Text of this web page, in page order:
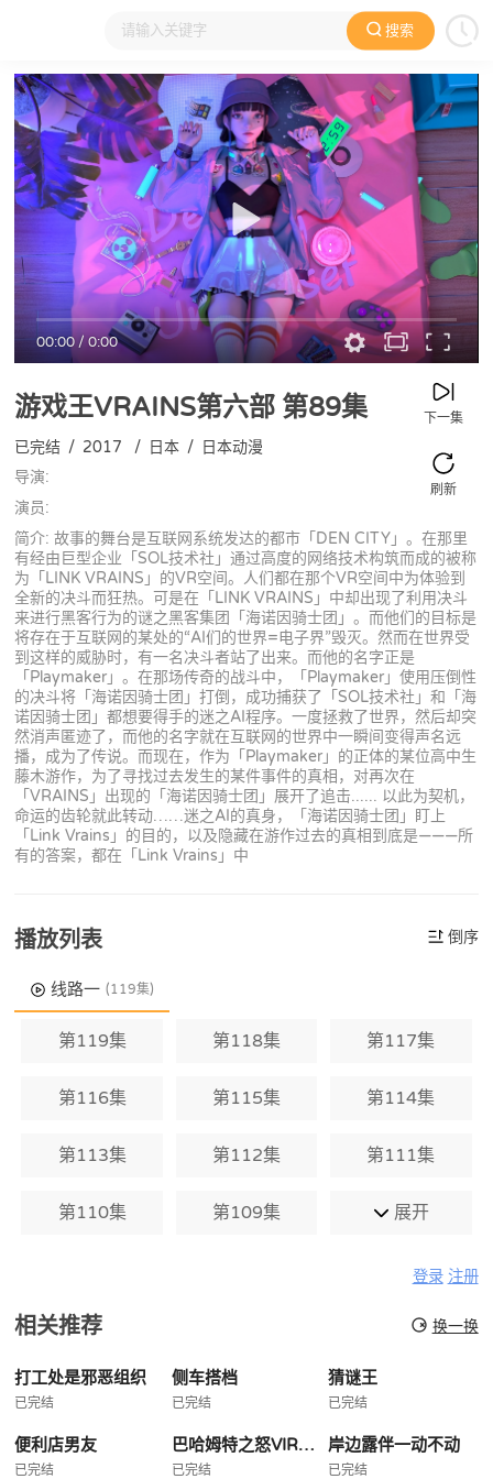
搜索
大家在看 日本动漫 国产动漫 欧美动漫 动漫电影
00:00/0:00
游戏王VRAINS第六部 第89集 下一集
刷新
已完结 / 2017 / 日本 / 日本动漫
导演:
演员:
简介: 故事的舞台是互联网系统发达的都市「DEN CITY」。在那里
有经由巨型企业「SOL技术社」通过高度的网络技术构筑而成的被称
为「LINK VRAINS」的VR空间。人们都在那个VR空间中为体验到
全新的决斗而狂热。可是在「LINK VRAINS」中却出现了利用决斗
来进行黑客行为的谜之黑客集团「海诺因骑士团」。而他们的目标是
将存在于互联网的某处的“AI们的世界=电子界”毁灭。然而在世界受
到这样的威胁时，有一名决斗者站了出来。而他的名字正是
「Playmaker」。在那场传奇的战斗中，「Playmaker」使用压倒性
的决斗将「海诺因骑士团」打倒，成功捕获了「SOL技术社」和「海
诺因骑士团」都想要得手的迷之AI程序。一度拯救了世界，然后却突
然消声匿迹了，而他的名字就在互联网的世界中一瞬间变得声名远
播，成为了传说。而现在，作为「Playmaker」的正体的某位高中生
藤木游作，为了寻找过去发生的某件事件的真相，对再次在
「VRAINS」出现的「海诺因骑士团」展开了追击...... 以此为契机，
命运的齿轮就此转动……迷之AI的真身，「海诺因骑士团」盯上
「Link Vrains」的目的，以及隐藏在游作过去的真相到底是———所
有的答案，都在「Link Vrains」中
播放列表 倒序
线路一 (119集)
第119集 第118集 第117集
第116集 第115集 第114集
第113集 第112集 第111集
第110集 第109集 展开
登录 注册
相关推荐 换一换
打工处是邪恶组织
已完结
侧车搭档
已完结
猜谜王
已完结
便利店男友
已完结
巴哈姆特之怒VIRGINSOUL
已完结
岸边露伴一动不动
已完结